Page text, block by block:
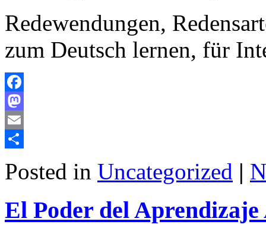
Redewendungen,
zum Deutsch lernen, für
Facebook
Mastodon
Email
Posted in Uncategorized |
El Poder del Aprendizaje